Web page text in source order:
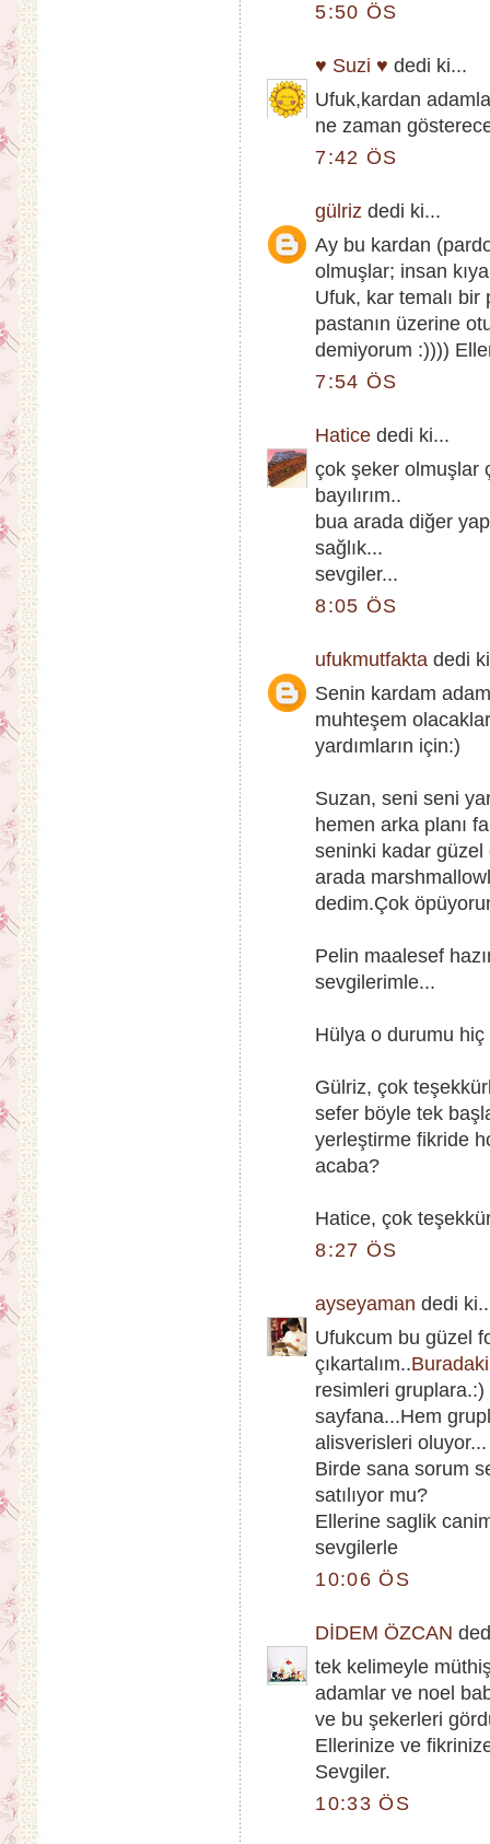
5:50 ÖS
♥ Suzi ♥ dedi ki...
Ufuk,kardan
ne zaman
7:42 ÖS
gülriz dedi ki...
Ay bu kardan
olmuşlar; insan
Ufuk, kar temalı bir
pastanın üzerine
demiyorum :))))
7:54 ÖS
Hatice dedi ki...
çok şeker olmuşlar
bayılırım..
bua arada diğer
sağlık...
sevgiler...
8:05 ÖS
ufukmutfakta dedi
Senin kardam
muhteşem
yardımların için:)
Suzan, seni seni
hemen arka planı
seninki kadar güzel
arada
dedim.Çok
Pelin maalesef
sevgilerimle...
Hülya o durumu
Gülriz, çok
sefer böyle tek
yerleştirme fikride
acaba?
Hatice, çok
8:27 ÖS
ayseyaman dedi
Ufukcum bu güzel
çıkartalım..Buradaki
resimleri
sayfana...Hem
alisverisleri oluyor...
Birde sana sorum
satılıyor mu?
Ellerine saglik
sevgilerle
10:06 ÖS
DİDEM ÖZCAN
tek kelimeyle
adamlar ve noel
ve bu şekerleri
Ellerinize ve
Sevgiler.
10:33 ÖS